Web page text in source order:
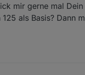
an
//Schalter
mir gerne mal
als Basis? Dann